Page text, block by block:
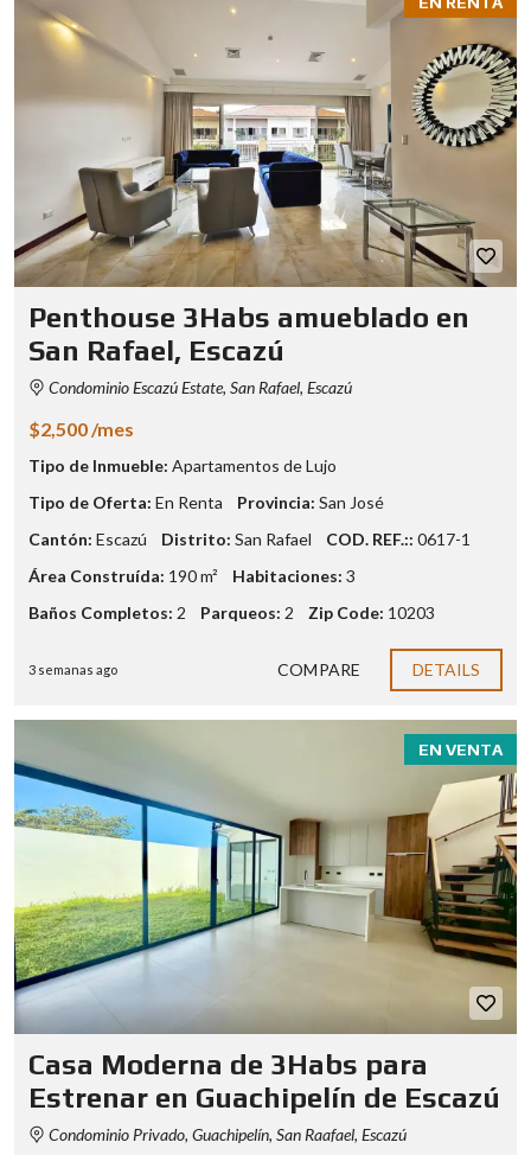
Penthouse 3Habs amueblado en
San Rafael, Escazú
Condominio Escazú Estate, San Rafael, Escazú
$2,500 /mes
Tipo de Inmueble: Apartamentos de Lujo
Tipo de Oferta: En Renta Provincia: San José
Cantón: Escazú Distrito: San Rafael COD. REF.:: 0617-1
Área Construída: 190 m² Habitaciones: 3
Baños Completos: 2 Parqueos: 2 Zip Code: 10203
3 semanas ago COMPARE DETAILS
EN VENTA
Casa Moderna de 3Habs para
Estrenar en Guachipelín de Escazú
Condominio Privado, Guachipelín, San Raafael, Escazú